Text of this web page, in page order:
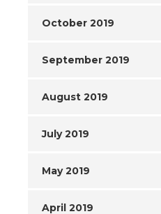
October 2019
September 2019
August 2019
July 2019
May 2019
April 2019